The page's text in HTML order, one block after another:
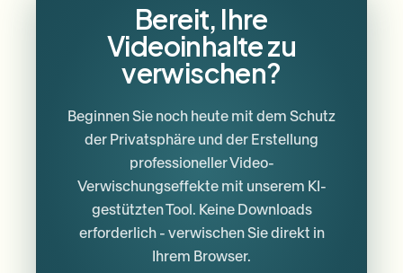
Bereit, Ihre
Videoinhalte zu
verwischen?
Beginnen Sie noch heute mit dem Schutz
der Privatsphäre und der Erstellung
professioneller Video-
Verwischungseffekte mit unserem KI-
gestützten Tool. Keine Downloads
erforderlich - verwischen Sie direkt in
Ihrem Browser.